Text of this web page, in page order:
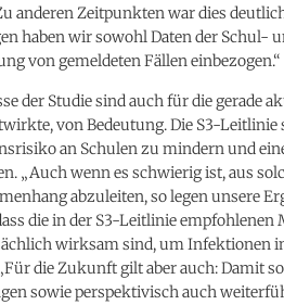
anderen Zeitpunkten war dies
haben wir sowohl Daten der Schul-
von gemeldeten Fällen einbezogen.“
der Studie sind auch für die gerade
von Bedeutung. Die S3-Leitlinie
an Schulen zu mindern und
„Auch wenn es schwierig ist, aus
abzuleiten, so legen unsere
die in der S3-Leitlinie
wirksam sind, um Infektionen
die Zukunft gilt aber auch: Damit
sowie perspektivisch auch